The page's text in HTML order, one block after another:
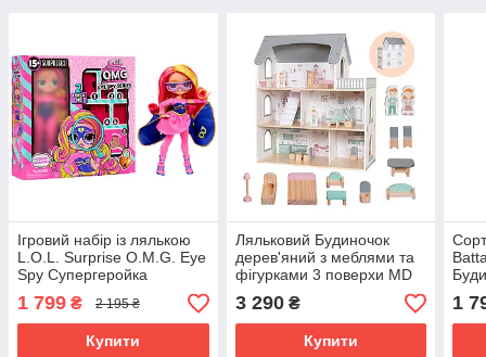
Ігровий набір із лялькою
L.O.L. Surprise O.M.G. Eye
Spy Супергеройка
1 799 ₴ 2 195 ₴
Купити
Ляльковий Будиночок
дерев'яний з меблями та
фігурками 3 поверхи MD
1425
3 290₴
Купити
1